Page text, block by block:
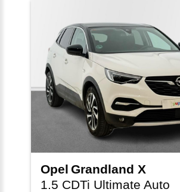
Opel Grandland X
1.5 CDTi Ultimate Auto